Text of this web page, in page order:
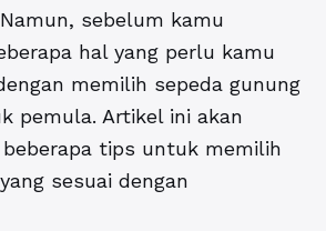
sebelum kamu
hal yang perlu kamu
memilih sepeda gunung
pemula. Artikel ini akan
tips untuk memilih
sesuai dengan